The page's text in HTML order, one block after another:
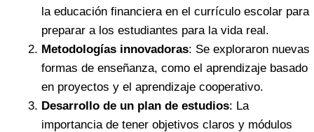
la educación financiera en el currículo escolar para
preparar a los estudiantes para la vida real.
Metodologías innovadoras: Se exploraron nuevas
formas de enseñanza, como el aprendizaje basado
en proyectos y el aprendizaje cooperativo.
Desarrollo de un plan de estudios: La
importancia de tener objetivos claros y módulos